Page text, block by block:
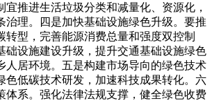
宜推进生活垃圾分类和减量化、资源化，
治理。四是加快基础设施绿色升级。要推
转型，完善能源消费总量和强度双控制
础设施建设升级，提升交通基础设施绿色
人居环境。五是构建市场导向的绿色技术
色低碳技术研发，加速科技成果转化。六
体系。强化法律法规支撑，健全绿色收费